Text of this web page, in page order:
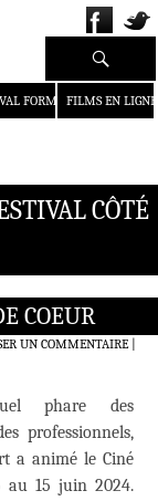
FORMAT COURT
FILMS EN LIGNE
Recherche
CÔTÉ
COEUR
UN COMMENTAIRE|
phare des
professionnels,
a animé le Ciné
au 15 juin 2024.